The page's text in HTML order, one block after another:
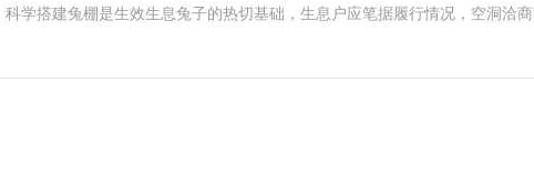
学搭建兔棚是生效生息兔子的热切基础，生息户应笔据履行情况，空洞洽